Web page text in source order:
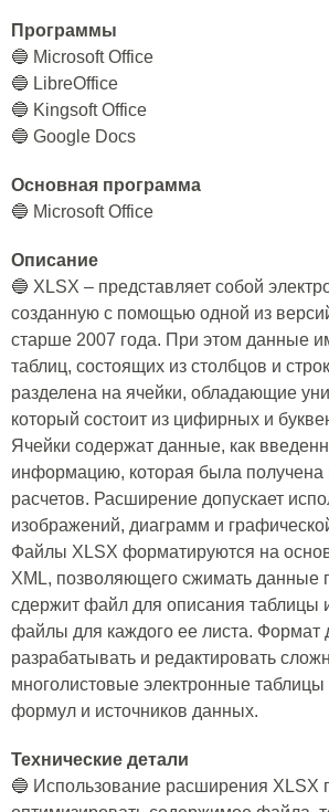
Программы
🔵 Microsoft Office
🔵 LibreOffice
🔵 Kingsoft Office
🔵 Google Docs
Основная программа
🔵 Microsoft Office
Описание
🔵 XLSX – представляет собой
созданную с помощью одной из
старше 2007 года. При этом данные
таблиц, состоящих из столбцов и
разделена на ячейки, обладающие
который состоит из цифирных и
Ячейки содержат данные, как
информацию, которая была получена
расчетов. Расширение допускает
изображений, диаграмм и
Файлы XLSX форматируются на
XML, позволяющего сжимать данные
сдержит файл для описания таблицы
файлы для каждого ее листа. Формат
разрабатывать и редактировать
многолистовые электронные
формул и источников данных.
Технические детали
🔵 Использование расширения XLSX